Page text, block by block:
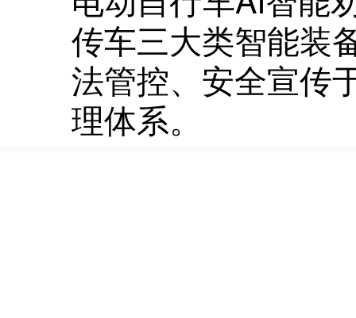
传车三大类智能装
法管控、安全宣传
理体系。